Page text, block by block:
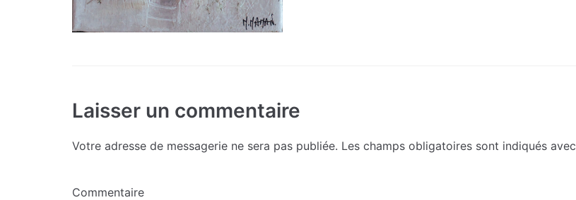
Laisser un commentaire
Votre adresse de messagerie ne sera pas publiée. Les champs obligatoires sont indiqués avec
Commentaire